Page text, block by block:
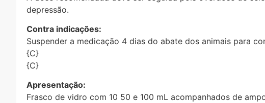
depressão.
Contra indicações:
Suspender a medicação 4 dias do abate dos animais para
{C}
{C}
Apresentação:
Frasco de vidro com 10 50 e 100 mL acompanhados de